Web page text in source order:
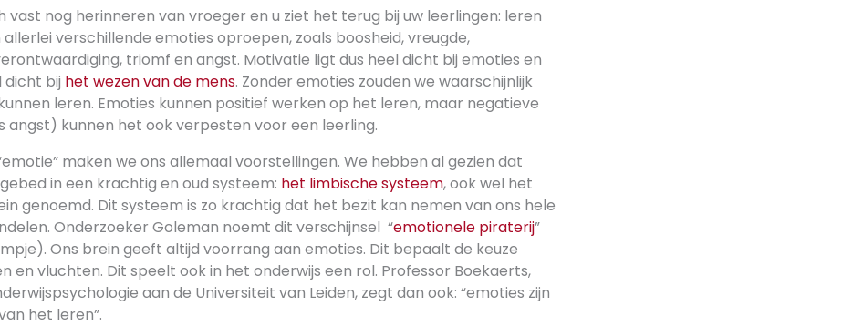
vast nog herinneren van vroeger en u ziet het terug bij uw leerlingen: leren
verschillende emoties oproepen, zoals boosheid, vreugde,
triomf en angst. Motivatie ligt dus heel dicht bij emoties en
dicht bij het wezen van de mens. Zonder emoties zouden we waarschijnlijk
leren. Emoties kunnen positief werken op het leren, maar negatieve
angst) kunnen het ook verpesten voor een leerling.
maken we ons allemaal voorstellingen. We hebben al gezien dat
in een krachtig en oud systeem: het limbische systeem, ook wel het
genoemd. Dit systeem is zo krachtig dat het bezit kan nemen van ons hele
Onderzoeker Goleman noemt dit verschijnsel “emotionele piraterij”
Ons brein geeft altijd voorrang aan emoties. Dit bepaalt de keuze
en vluchten. Dit speelt ook in het onderwijs een rol. Professor Boekaerts,
aan de Universiteit van Leiden, zegt dan ook: “emoties zijn
het leren”.